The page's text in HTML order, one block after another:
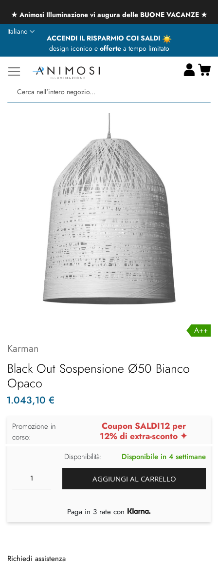
★ Animosi Illuminazione vi augura delle BUONE VACANZE ★
ACCENDI IL RISPARMIO COI SALDI
design iconico e offertea tempo limitato
Lingua
Italiano
A++
Karman
Black Out Sospensione Ø50 Bianco
Opaco
1.043,10 €
Promozione in
corso:
Coupon SALDI12 per
12% di extra-sconto ✦
Disponibilità: Disponibile in 4 settimane
AGGIUNGI AL CARRELLO
Paga in 3 rate con
Richiedi assistenza